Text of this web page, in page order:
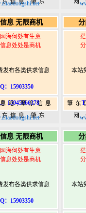
信息,肇东
网
港
息 无限商机
海何处有生意
息处处是商机
发布各类供求信息
：15903350
15945066378
港,肇东信息
信息,肇东
本站
肇东
网
港
息 无限商机
海何处有生意
息处处是商机
发布各类供求信息
：15903350
本站